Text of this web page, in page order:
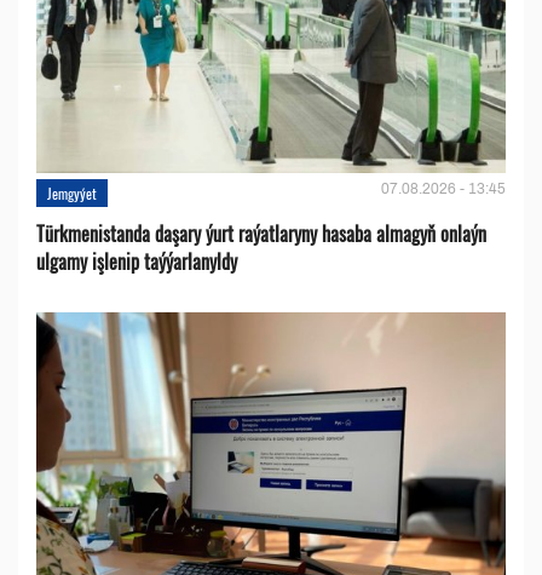
Jemgyýet 07.08.2026 - 13:45
Türkmenistanda daşary ýurt raýatlaryny hasaba almagyň onlaýn
ulgamy işlenip taýýarlanyldy